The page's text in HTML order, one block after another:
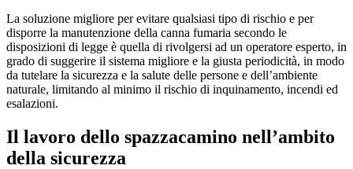
La soluzione migliore per evitare qualsiasi tipo di rischio e per
disporre la manutenzione della canna fumaria secondo le
disposizioni di legge è quella di rivolgersi ad un operatore esperto, in
grado di suggerire il sistema migliore e la giusta periodicità, in modo
da tutelare la sicurezza e la salute delle persone e dell’ambiente
naturale, limitando al minimo il rischio di inquinamento, incendi ed
esalazioni.
Il lavoro dello spazzacamino nell’ambito
della sicurezza